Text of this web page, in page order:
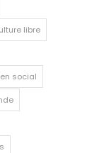
libre
social